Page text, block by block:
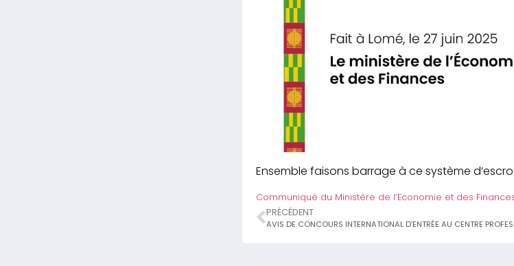
Ensemble faisons barrage à ce système
Communiqué du Ministère de l’Economie et des
PRÉCÉDENT